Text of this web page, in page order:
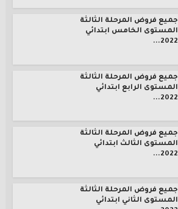
جميع فروض المرحلة الثالثة
المستوى الخامس ابتدائي
2022...
جميع فروض المرحلة الثالثة
المستوى الرابع ابتدائي
2022...
جميع فروض المرحلة الثالثة
المستوى الثالث ابتدائي
2022...
جميع فروض المرحلة الثالثة
المستوى الثاني ابتدائي